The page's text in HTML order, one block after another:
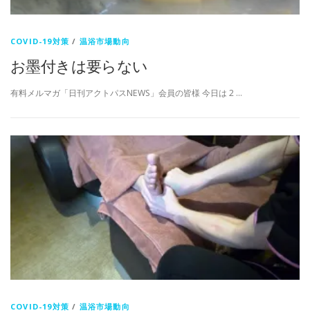
COVID-19対策 / 温浴市場動向
お墨付きは要らない
有料メルマガ「日刊アクトパスNEWS」会員の皆様 今日は 2 …
COVID-19対策 / 温浴市場動向